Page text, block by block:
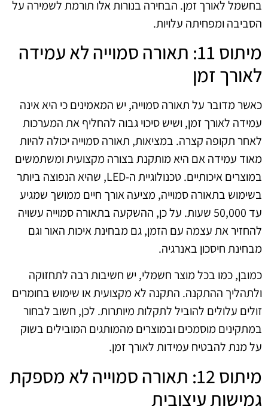
בחשמל לאורך זמן. הבחירה בנורות אלו תורמת לשמירה על
הסביבה ומפחיתה עלויות.
מיתוס 11: תאורה סמוייה לא עמידה
לאורך זמן
כאשר מדובר על תאורה סמוייה, יש המאמינים כי היא אינה
עמידה לאורך זמן, ושיש סיכוי גבוה להחליף את המערכות
לאחר תקופה קצרה. במציאות, תאורה סמוייה יכולה להיות
מאוד עמידה אם היא מותקנת בצורה מקצועית ומשתמשים
במוצרים איכותיים. טכנולוגיית ה-LED, שהיא הנפוצה ביותר
בשימוש בתאורה סמוייה, מציעה אורך חיים ממושך שמגיע
עד 50,000 שעות. על כן, ההשקעה בתאורה סמוייה עשויה
להחזיר את עצמה עם הזמן, גם מבחינת איכות האור וגם
מבחינת חיסכון באנרגיה.
כמובן, כמו בכל מוצר חשמלי, יש חשיבות רבה לתחזוקה
ולתהליך ההתקנה. התקנה לא מקצועית או שימוש בחומרים
זולים עלולים להוביל לתקלות מיותרות. לכן, חשוב לבחור
במתקינים מוסמכים ובמוצרים מהמותגים המובילים בשוק
על מנת להבטיח עמידות לאורך זמן.
מיתוס 12: תאורה סמוייה לא מספקת
גמישות עיצובית